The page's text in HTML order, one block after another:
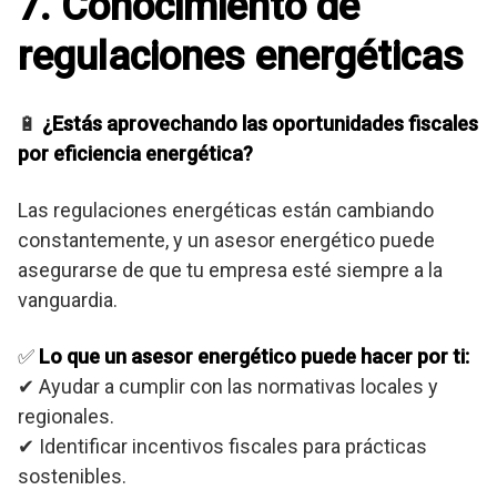
regulaciones energéticas
🔋 ¿Estás aprovechando las oportunidades fiscales
por eficiencia energética?
Las regulaciones energéticas están cambiando
constantemente, y un asesor energético puede
asegurarse de que tu empresa esté siempre a la
vanguardia.
✅ Lo que un asesor energético puede hacer por ti:
✔ Ayudar a cumplir con las normativas locales y
regionales.
✔ Identificar incentivos fiscales para prácticas
sostenibles.